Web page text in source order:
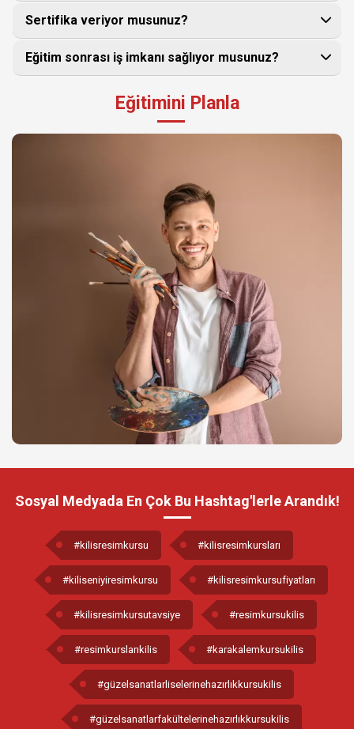
Sertifika veriyor musunuz?
Eğitim sonrası iş imkanı sağlıyor musunuz?
Eğitimini Planla
Sosyal Medyada En Çok Bu Hashtag'lerle Arandık!
#kilisresimkursu #kilisresimkursları
#kiliseniyiresimkursu #kilisresimkursufiyatları
#kilisresimkursutavsiye #resimkursukilis
#resimkurslarıkilis #karakalemkursukilis
#güzelsanatlarliselerinehazırlıkkursukilis
#güzelsanatlarfakültelerinehazırlıkkursukilis